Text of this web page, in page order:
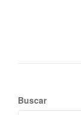
Buscar